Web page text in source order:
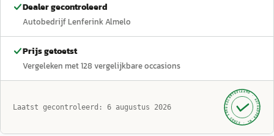
Dealer gecontroleerd
Autobedrijf Lenferink Almelo
Prijs getoetst
Vergeleken met128 vergelijkbare occasions
Laatst gecontroleerd: 6 augustus 2026 GECONTROLEERD ·
AUTOKOPEN.NL
· SINDS 1999 ·